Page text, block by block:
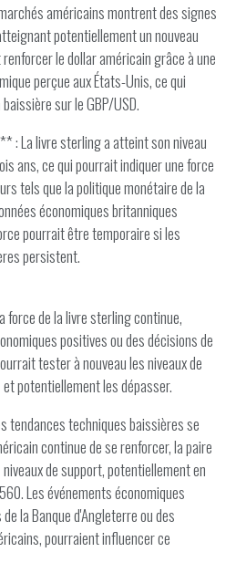
américains montrent des signes
potentiellement un nouveau
le dollar américain grâce à une
perçue aux États-Unis, ce qui
sur le GBP/USD.
: La livre sterling a atteint son niveau
ans, ce qui pourrait indiquer une force
tels que la politique monétaire de la
économiques britanniques
pourrait être temporaire si les
persistent.
de la livre sterling continue,
positives ou des décisions de
tester à nouveau les niveaux de
potentiellement les dépasser.
tendances techniques baissières se
continue de se renforcer, la paire
de support, potentiellement en
Les événements économiques
la Banque d'Angleterre ou des
pourraient influencer ce